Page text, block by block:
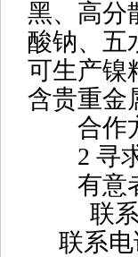
黑、高分
酸钠、五
可生产镍
含贵重金
合作方
2 寻求
有意者
联系
联系电